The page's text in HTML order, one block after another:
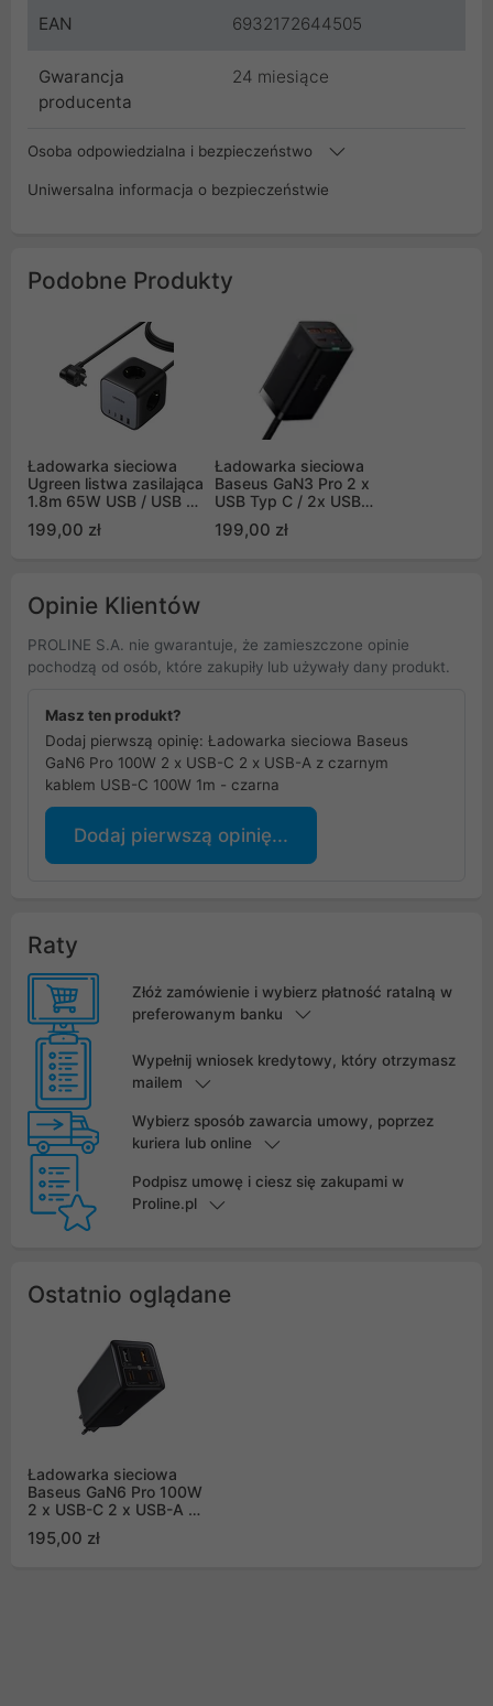
EAN 6932172644505
Gwarancja
producenta
24 miesiące
Osoba odpowiedzialna i bezpieczeństwo
Uniwersalna informacja o bezpieczeństwie
Podobne Produkty
Ładowarka sieciowa
Ugreen listwa zasilająca
1.8m 65W USB / USB C
(CD268)
199,00 zł
Ładowarka sieciowa
Baseus GaN3 Pro 2 x
USB Typ C / 2x USB
AFC czarny
199,00 zł
Opinie Klientów
PROLINE S.A. nie gwarantuje, że zamieszczone opinie
pochodzą od osób, które zakupiły lub używały dany produkt.
Masz ten produkt?
Dodaj pierwszą opinię: Ładowarka sieciowa Baseus
GaN6 Pro 100W 2 x USB-C 2 x USB-A z czarnym
kablem USB-C 100W 1m - czarna
Dodaj pierwszą opinię...
Raty
Złóż zamówienie i wybierz płatność ratalną w
preferowanym banku
Wypełnij wniosek kredytowy, który otrzymasz
mailem
Wybierz sposób zawarcia umowy, poprzez
kuriera lub online
Podpisz umowę i ciesz się zakupami w
Proline.pl
Ostatnio oglądane
Ładowarka sieciowa
Baseus GaN6 Pro 100W
2 x USB-C 2 x USB-A z
100W 1m - czarna
195,00 zł